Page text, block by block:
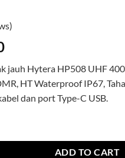
jauh Hytera HP508 UHF
HT Waterproof IP67,
dan port Type-C USB.
ADD TO CART